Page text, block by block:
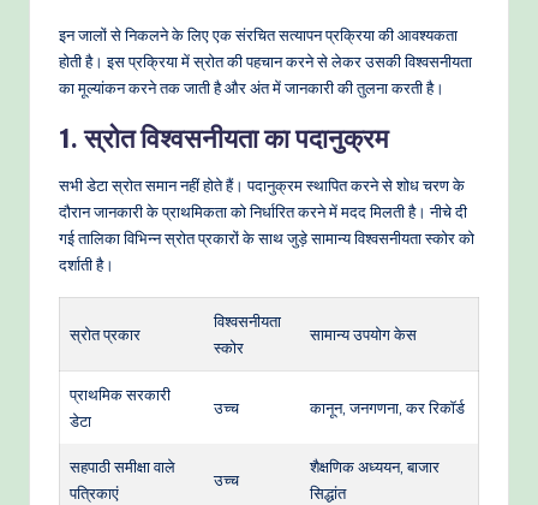
इन जालों से निकलने के लिए एक संरचित सत्यापन प्रक्रिया की आवश्यकता
होती है। इस प्रक्रिया में स्रोत की पहचान करने से लेकर उसकी विश्वसनीयता
का मूल्यांकन करने तक जाती है और अंत में जानकारी की तुलना करती है।
1. स्रोत विश्वसनीयता का पदानुक्रम
सभी डेटा स्रोत समान नहीं होते हैं। पदानुक्रम स्थापित करने से शोध चरण के
दौरान जानकारी के प्राथमिकता को निर्धारित करने में मदद मिलती है। नीचे दी
गई तालिका विभिन्न स्रोत प्रकारों के साथ जुड़े सामान्य विश्वसनीयता स्कोर को
दर्शाती है।
स्रोत प्रकार
विश्वसनीयता
स्कोर
सामान्य उपयोग केस
प्राथमिक सरकारी
डेटा
उच्च कानून, जनगणना, कर रिकॉर्ड
सहपाठी समीक्षा वाले
पत्रिकाएं
उच्च
शैक्षणिक अध्ययन, बाजार
सिद्धांत